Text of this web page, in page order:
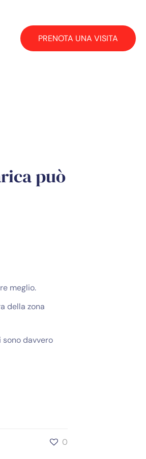
PRENOTA UNA VISITA
può
meglio.
della zona
davvero
0